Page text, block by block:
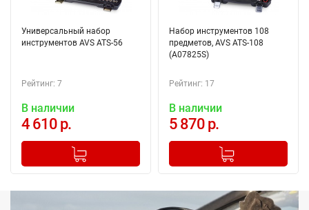
Универсальный набор
инструментов AVS ATS-56
Рейтинг: 7
В наличии
4 610 р.
+
Добавлено в корзину
Набор инструментов 108
предметов, AVS ATS-108
(A07825S)
Рейтинг: 17
В наличии
5 870 р.
+
Добавлено в корзину